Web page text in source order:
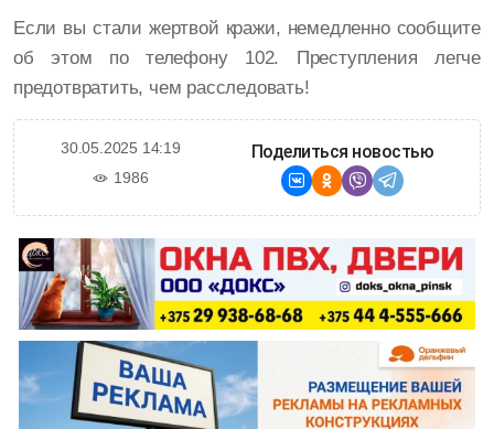
Если вы стали жертвой кражи, немедленно сообщите
об этом по телефону 102. Преступления легче
предотвратить, чем расследовать!
30.05.2025 14:19
1986
Поделиться новостью